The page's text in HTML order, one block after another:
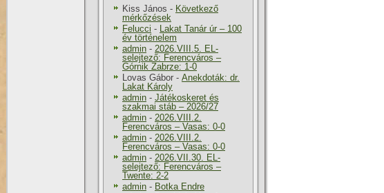
Kiss János - Következő
mérkőzések
Felucci - Lakat Tanár úr – 100
év történelem
admin - 2026.VIII.5. EL-
selejtező: Ferencváros –
Górnik Zabrze: 1-0
Lovas Gábor - Anekdoták: dr.
Lakat Károly
admin - Játékoskeret és
szakmai stáb – 2026/27
admin - 2026.VIII.2.
Ferencváros – Vasas: 0-0
admin - 2026.VIII.2.
Ferencváros – Vasas: 0-0
admin - 2026.VII.30. EL-
selejtező: Ferencváros –
Twente: 2-2
admin - Botka Endre